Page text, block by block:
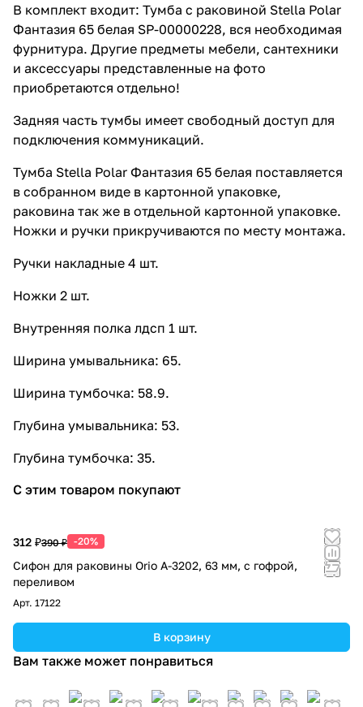
В комплект входит: Тумба с раковиной Stella Polar
Фантазия 65 белая SP-00000228, вся необходимая
фурнитура. Другие предметы мебели, сантехники
и аксессуары представленные на фото
приобретаются отдельно!
Задняя часть тумбы имеет свободный доступ для
подключения коммуникаций.
Тумба Stella Polar Фантазия 65 белая поставляется
в собранном виде в картонной упаковке,
раковина так же в отдельной картонной упаковке.
Ножки и ручки прикручиваются по месту монтажа.
Ручки накладные 4 шт.
Ножки 2 шт.
Внутренняя полка лдсп 1 шт.
Ширина умывальника: 65.
Ширина тумбочка: 58.9.
Глубина умывальника: 53.
Глубина тумбочка: 35.
С этим товаром покупают
312 ₽390 ₽ -20%
Сифон для раковины Orio А-3202, 63 мм, с гофрой,
переливом
Арт. 17122
В корзину
Вам также может понравиться